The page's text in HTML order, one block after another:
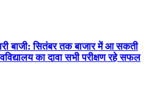
बाजी: सितंबर तक बाजार में आ सकती
का दावा सभी परीक्षण रहे सफल